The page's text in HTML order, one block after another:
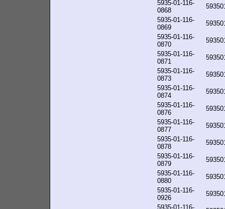
5935-01-116-
0868
5935-01-116-
0869
5935-01-116-
0870
5935-01-116-
0871
5935-01-116-
0873
5935-01-116-
0874
5935-01-116-
0876
5935-01-116-
0877
5935-01-116-
0878
5935-01-116-
0879
5935-01-116-
0880
5935-01-116-
0926
5935-01-116-